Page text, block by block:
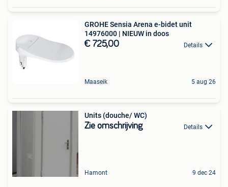
GROHE Sensia Arena e-bidet unit
14976000 | NIEUW in doos
€ 725,00 Details
Maaseik 5 aug 26
Units (douche/ WC)
Zie omschrijving Details
Hamont 9 dec 24